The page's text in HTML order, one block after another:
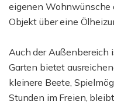
eigenen Wohnwünsche
Objekt über eine
Auch der Außenbereich
Garten bietet
kleinere Beete,
Stunden im Freien,